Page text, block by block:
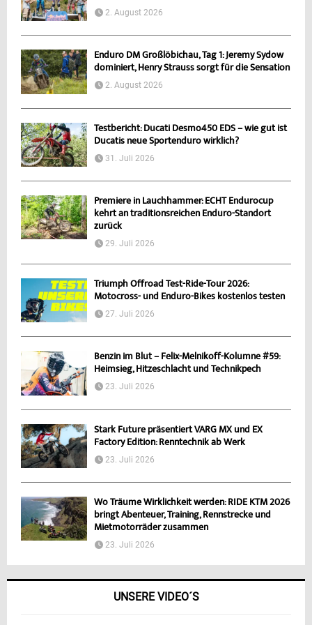
2. August 2026
Enduro DM Großlöbichau, Tag 1: Jeremy Sydow
dominiert, Henry Strauss sorgt für die Sensation
2. August 2026
Testbericht: Ducati Desmo450 EDS – wie gut ist
Ducatis neue Sportenduro wirklich?
31. Juli 2026
Premiere in Lauchhammer: ECHT Endurocup
kehrt an traditionsreichen Enduro-Standort
zurück
29. Juli 2026
Triumph Offroad Test-Ride-Tour 2026:
Motocross- und Enduro-Bikes kostenlos testen
27. Juli 2026
Benzin im Blut – Felix-Melnikoff-Kolumne #59:
Heimsieg, Hitzeschlacht und Technikpech
23. Juli 2026
Stark Future präsentiert VARG MX und EX
Factory Edition: Renntechnik ab Werk
23. Juli 2026
Wo Träume Wirklichkeit werden: RIDE KTM 2026
bringt Abenteuer, Training, Rennstrecke und
Mietmotorräder zusammen
23. Juli 2026
UNSERE VIDEO´S